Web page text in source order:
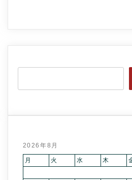
2026年8月
月 火 水 木